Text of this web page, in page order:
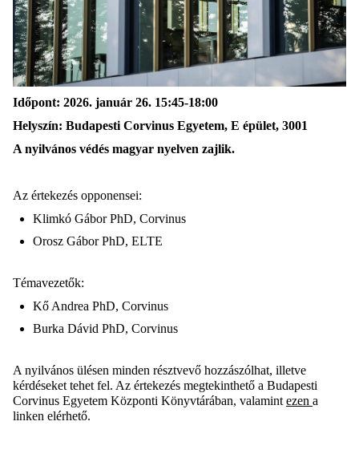
Időpont: 2026. január 26. 15:45-18:00
Helyszín: Budapesti Corvinus Egyetem, E épület, 3001
A nyilvános védés magyar nyelven zajlik.
Az értekezés opponensei:
Klimkó Gábor PhD, Corvinus
Orosz Gábor PhD, ELTE
Témavezetők:
Kő Andrea PhD, Corvinus
Burka Dávid PhD, Corvinus
A nyilvános ülésen minden résztvevő hozzászólhat, illetve
kérdéseket tehet fel. Az értekezés megtekinthető a Budapesti
Corvinus Egyetem Központi Könyvtárában, valamint ezen a
linken elérhető.